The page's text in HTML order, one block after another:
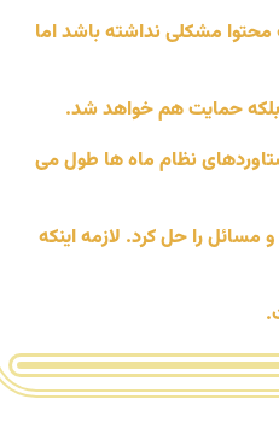
مشکلی نداشته باشد اما
بلکه حمایت هم خواهد شد.
نظام ماه ها طول می
مسائل را حل کرد. لازمه اینکه